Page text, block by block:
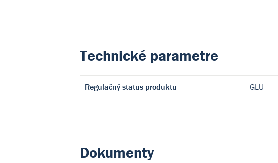
Technické parametre
Regulačný status produktu GLU
Dokumenty